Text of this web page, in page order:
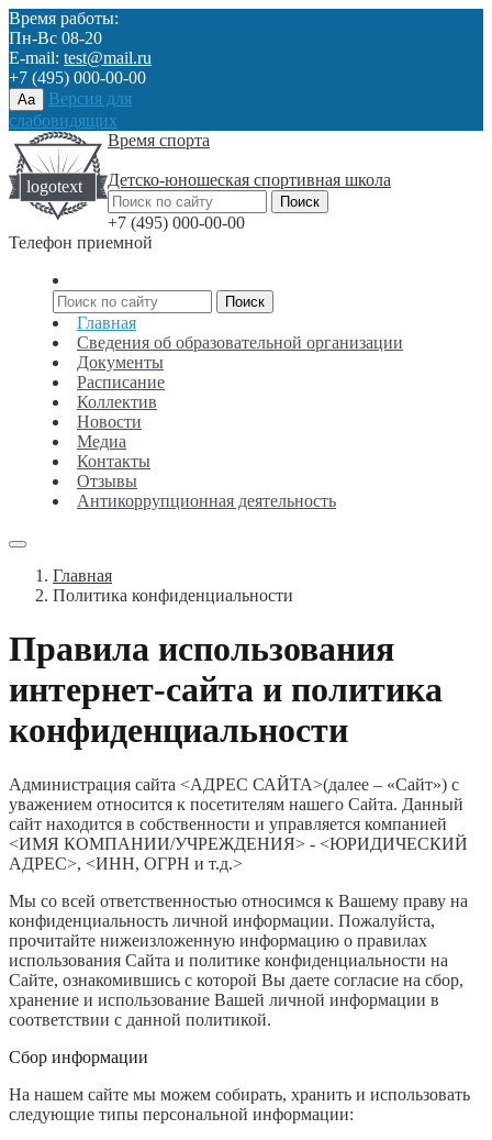
Время работы:
Пн-Вс 08-20
E-mail: test@mail.ru
+7 (495) 000-00-00
Aa
Версия для
слабовидящих
Время спорта
Детско-юношеская спортивная школа
+7 (495) 000-00-00
Телефон приемной
Главная
Сведения об образовательной организации
Документы
Расписание
Коллектив
Новости
Медиа
Контакты
Отзывы
Антикоррупционная деятельность
Главная
Политика конфиденциальности
Правила использования
интернет-сайта и политика
конфиденциальности
Администрация сайта <АДРЕС САЙТА>(далее – «Сайт») с
уважением относится к посетителям нашего Сайта. Данный
сайт находится в собственности и управляется компанией
<ИМЯ КОМПАНИИ/УЧРЕЖДЕНИЯ> - <ЮРИДИЧЕСКИЙ
АДРЕС>, <ИНН, ОГРН и т.д.>
Мы со всей ответственностью относимся к Вашему праву на
конфиденциальность личной информации. Пожалуйста,
прочитайте нижеизложенную информацию о правилах
использования Сайта и политике конфиденциальности на
Сайте, ознакомившись с которой Вы даете согласие на сбор,
хранение и использование Вашей личной информации в
соответствии с данной политикой.
Сбор информации
На нашем сайте мы можем собирать, хранить и использовать
следующие типы персональной информации: